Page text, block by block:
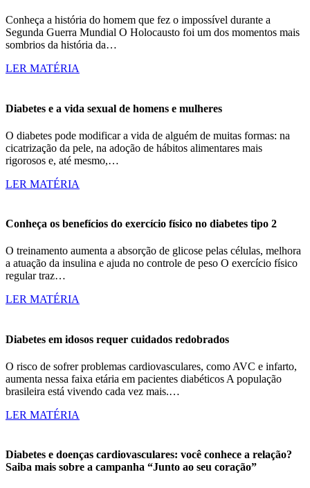
Conheça a história do homem que fez o impossível durante a
Segunda Guerra Mundial O Holocausto foi um dos momentos mais
sombrios da história da…
LER MATÉRIA
Diabetes e a vida sexual de homens e mulheres
O diabetes pode modificar a vida de alguém de muitas formas: na
cicatrização da pele, na adoção de hábitos alimentares mais
rigorosos e, até mesmo,…
LER MATÉRIA
Conheça os benefícios do exercício físico no diabetes tipo 2
O treinamento aumenta a absorção de glicose pelas células, melhora
a atuação da insulina e ajuda no controle de peso O exercício físico
regular traz…
LER MATÉRIA
Diabetes em idosos requer cuidados redobrados
O risco de sofrer problemas cardiovasculares, como AVC e infarto,
aumenta nessa faixa etária em pacientes diabéticos A população
brasileira está vivendo cada vez mais.…
LER MATÉRIA
Diabetes e doenças cardiovasculares: você conhece a relação?
Saiba mais sobre a campanha “Junto ao seu coração”